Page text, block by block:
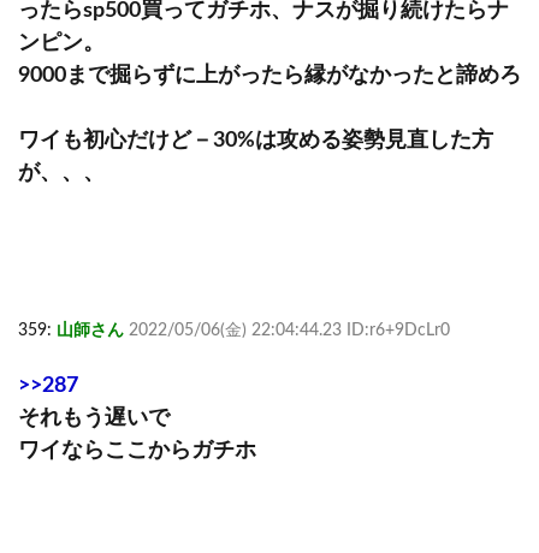
ったらsp500買ってガチホ、ナスが掘り続けたらナ
ンピン。
9000まで掘らずに上がったら縁がなかったと諦めろ
ワイも初心だけど－30%は攻める姿勢見直した方
が、、、
359: 山師さん 2022/05/06(金) 22:04:44.23 ID:r6+9DcLr0
>>287
それもう遅いで
ワイならここからガチホ